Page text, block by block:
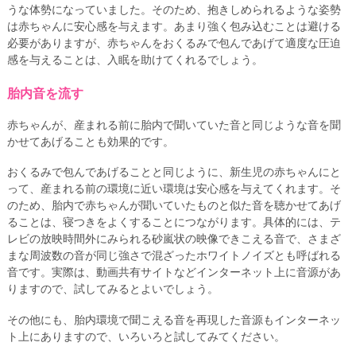
うな体勢になっていました。そのため、抱きしめられるような姿勢
は赤ちゃんに安心感を与えます。あまり強く包み込むことは避ける
必要がありますが、赤ちゃんをおくるみで包んであげて適度な圧迫
感を与えることは、入眠を助けてくれるでしょう。
胎内音を流す
赤ちゃんが、産まれる前に胎内で聞いていた音と同じような音を聞
かせてあげることも効果的です。
おくるみで包んであげることと同じように、新生児の赤ちゃんにと
って、産まれる前の環境に近い環境は安心感を与えてくれます。そ
のため、胎内で赤ちゃんが聞いていたものと似た音を聴かせてあげ
ることは、寝つきをよくすることにつながります。具体的には、テ
レビの放映時間外にみられる砂嵐状の映像できこえる音で、さまざ
まな周波数の音が同じ強さで混ざったホワイトノイズとも呼ばれる
音です。実際は、動画共有サイトなどインターネット上に音源があ
りますので、試してみるとよいでしょう。
その他にも、胎内環境で聞こえる音を再現した音源もインターネッ
ト上にありますので、いろいろと試してみてください。